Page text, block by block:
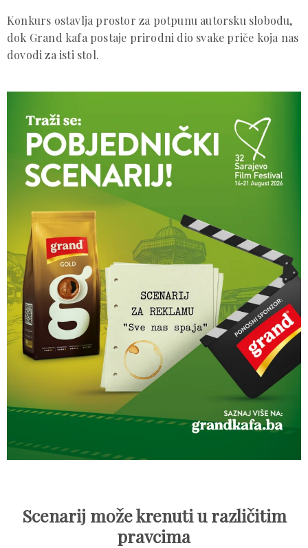
Konkurs ostavlja prostor za potpunu autorsku slobodu,
dok Grand kafa postaje prirodni dio svake priče koja nas
dovodi za isti stol.
Scenarij može krenuti u različitim
pravcima